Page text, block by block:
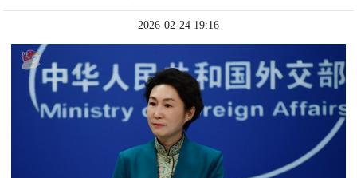
2026-02-24 19:16